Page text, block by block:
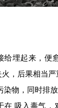
给埋起来，便
，后果相当
染物，同时排
在 吸入毒气，